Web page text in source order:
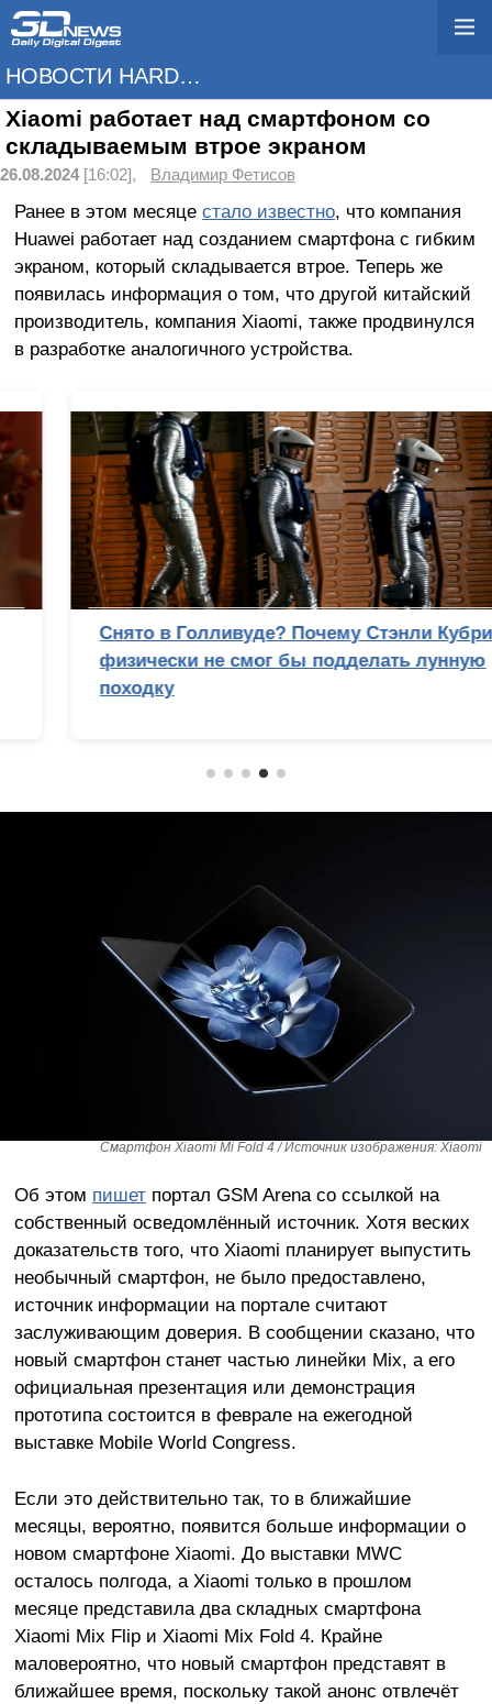
НОВОСТИ HARDWARE
Xiaomi работает над смартфоном со
складываемым втрое экраном
26.08.2024[16:02], Владимир Фетисов
Ранее в этом месяце стало известно, что компания
Huawei работает над созданием смартфона с гибким
экраном, который складывается втрое. Теперь же
появилась информация о том, что другой китайский
производитель, компания Xiaomi, также продвинулся
в разработке аналогичного устройства.
Снято в Голливуде? Почему Стэнли Кубрик
физически не смог бы подделать лунную
походку
Смартфон Xiaomi Mi Fold 4 / Источник изображения: Xiaomi
Об этом пишетпортал GSM Arena со ссылкой на
собственный осведомлённый источник. Хотя веских
доказательств того, что Xiaomi планирует выпустить
необычный смартфон, не было предоставлено,
источник информации на портале считают
заслуживающим доверия. В сообщении сказано, что
новый смартфон станет частью линейки Mix, а его
официальная презентация или демонстрация
прототипа состоится в феврале на ежегодной
выставке Mobile World Congress.
Если это действительно так, то в ближайшие
месяцы, вероятно, появится больше информации о
новом смартфоне Xiaomi. До выставки MWC
осталось полгода, а Xiaomi только в прошлом
месяце представила два складных смартфона
Xiaomi Mix Flip и Xiaomi Mix Fold 4. Крайне
маловероятно, что новый смартфон представят в
ближайшее время, поскольку такой анонс отвлечёт